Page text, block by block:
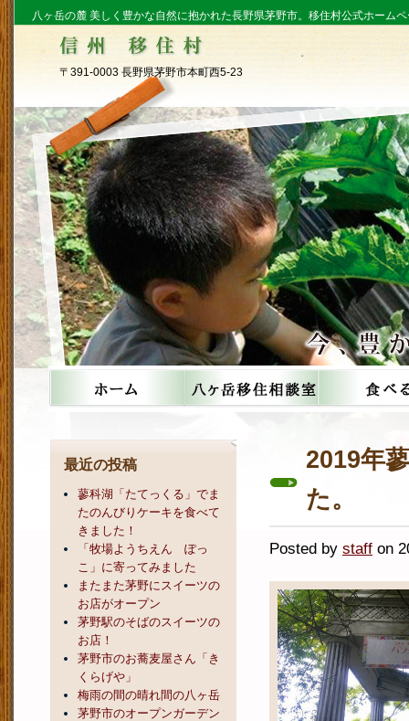
八ヶ岳の麓 美しく豊かな自然に抱かれた長野県茅野市。移住村公式ホーム
〒391-0003 長野県茅野市本町西5-23
2019年
た。
Posted by staff on
最近の投稿
蓼科湖「たてっくる」でま
たのんびりケーキを食べて
きました！
「牧場ようちえん ぽっ
こ」に寄ってみました
またまた茅野にスイーツの
お店がオープン
茅野駅のそばのスイーツの
お店！
茅野市のお蕎麦屋さん「き
くらげや」
梅雨の間の晴れ間の八ヶ岳
茅野市のオープンガーデン